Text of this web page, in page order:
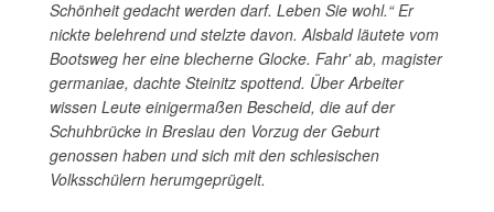
Schönheit gedacht werden darf. Leben Sie wohl.“ Er
nickte belehrend und stelzte davon. Alsbald läutete vom
Bootsweg her eine blecherne Glocke. Fahr' ab, magister
germaniae, dachte Steinitz spottend. Über Arbeiter
wissen Leute einigermaßen Bescheid, die auf der
Schuhbrücke in Breslau den Vorzug der Geburt
genossen haben und sich mit den schlesischen
Volksschülern herumgeprügelt.